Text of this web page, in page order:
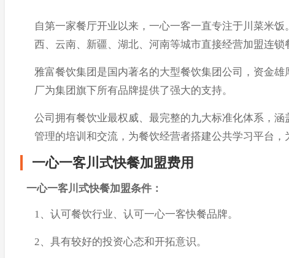
自第一家餐厅开业以来，一心一客一直专注于川菜米
西、云南、新疆、湖北、河南等城市直接经营加盟连
雅富餐饮集团是国内著名的大型餐饮集团公司，资金
厂为集团旗下所有品牌提供了强大的支持。
公司拥有餐饮业最权威、最完整的九大标准化体系，
管理的培训和交流，为餐饮经营者搭建公共学习平台，
一心一客川式快餐加盟费用
一心一客川式快餐加盟条件：
1、认可餐饮行业、认可一心一客快餐品牌。
2、具有较好的投资心态和开拓意识。